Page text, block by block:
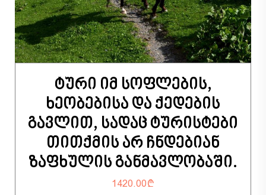
ტური იმ სოფლების,
ხეობებისა და ქედების
გავლით, სადაც ტურისტები
თითქმის არ ჩნდებიან
ზაფხულის განმავლობაში.
1420.00